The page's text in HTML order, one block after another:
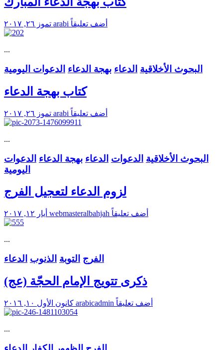
arabi أضف تعليقاً
...
البحوث الأخلاقية الدعاء بهجة الدعاء الدعوات اليومية
كتاب بهجة الدعاء
arabi أضف تعليقاً
...
البحوث الأخلاقية الدعوات الدعاء بهجة الدعاء الدعوات
اليومية
لزوم الدعاء لتعجيل الفرج
webmasteralbahjah أضف تعليقاً
...
الفرج التوبة الذنوب الدعاء
ذكرى تتويج الإمام الحجّة (عج)
arabicadmin أضف تعليقاً
...